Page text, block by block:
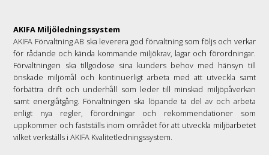
AKIFA Miljöledningssystem
AKIFA Förvaltning AB ska leverera god förvaltning som följs och verkar
för rådande och kända kommande miljökrav, lagar och förordningar.
Förvaltningen ska tillgodose sina kunders behov med hänsyn till
önskade miljömål och kontinuerligt arbeta med att utveckla samt
förbättra drift och underhåll som leder till minskad miljöpåverkan
samt energiåtgång. Förvaltningen ska löpande ta del av och arbeta
enligt nya regler, förordningar och rekommendationer som
uppkommer och fastställs inom området för att utveckla miljöarbetet
vilket verkställs i AKIFA Kvalitetledningssystem.